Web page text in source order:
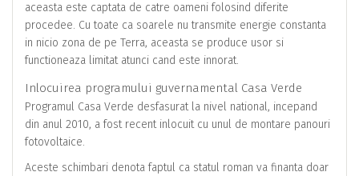
aceasta este captata de catre oameni folosind diferite
procedee. Cu toate ca soarele nu transmite energie constanta
in nicio zona de pe Terra, aceasta se produce usor si
functioneaza limitat atunci cand este innorat.
Inlocuirea programului guvernamental Casa Verde
Programul Casa Verde desfasurat la nivel national, incepand
din anul 2010, a fost recent inlocuit cu unul de montare panouri
fotovoltaice.
Aceste schimbari denota faptul ca statul roman va finanta doar